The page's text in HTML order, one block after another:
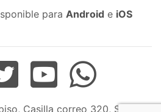
para Android e iOS
Casilla correo 320, San